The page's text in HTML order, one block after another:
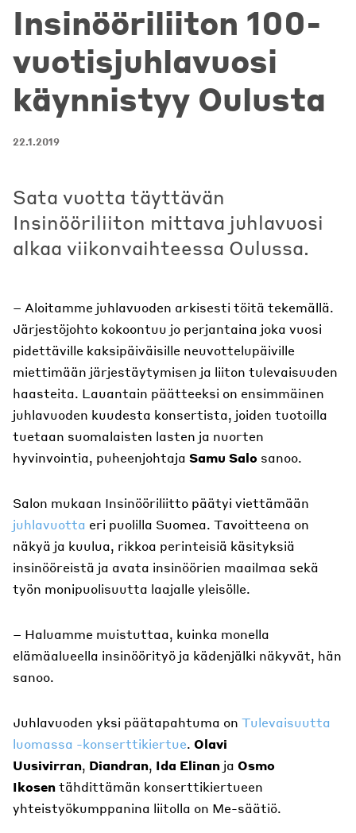
Insinööriliiton 100-
vuotisjuhlavuosi
käynnistyy Oulusta
22.1.2019
Sata vuotta täyttävän
Insinööriliiton mittava juhlavuosi
alkaa viikonvaihteessa Oulussa.
– Aloitamme juhlavuoden arkisesti töitä tekemällä.
Järjestöjohto kokoontuu jo perjantaina joka vuosi
pidettäville kaksipäiväisille neuvottelupäiville
miettimään järjestäytymisen ja liiton tulevaisuuden
haasteita. Lauantain päätteeksi on ensimmäinen
juhlavuoden kuudesta konsertista, joiden tuotoilla
tuetaan suomalaisten lasten ja nuorten
hyvinvointia, puheenjohtaja Samu Salo sanoo.
Salon mukaan Insinööriliitto päätyi viettämään
juhlavuotta eri puolilla Suomea. Tavoitteena on
näkyä ja kuulua, rikkoa perinteisiä käsityksiä
insinööreistä ja avata insinöörien maailmaa sekä
työn monipuolisuutta laajalle yleisölle.
– Haluamme muistuttaa, kuinka monella
elämäalueella insinöörityö ja kädenjälki näkyvät, hän
sanoo.
Juhlavuoden yksi päätapahtuma on Tulevaisuutta
luomassa -konserttikiertue. Olavi
Uusivirran, Diandran, Ida Elinan ja Osmo
Ikosentähdittämän konserttikiertueen
yhteistyökumppanina liitolla on Me-säätiö.